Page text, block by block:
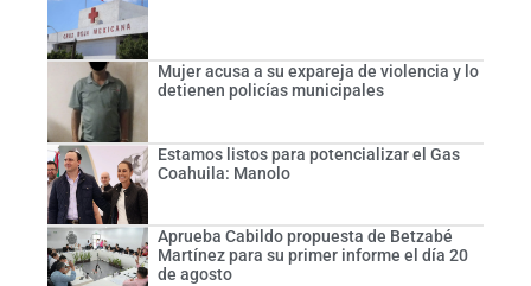
Mujer acusa a su expareja de violencia y lo
detienen policías municipales
Estamos listos para potencializar el Gas
Coahuila: Manolo
Aprueba Cabildo propuesta de Betzabé
Martínez para su primer informe el día 20
de agosto